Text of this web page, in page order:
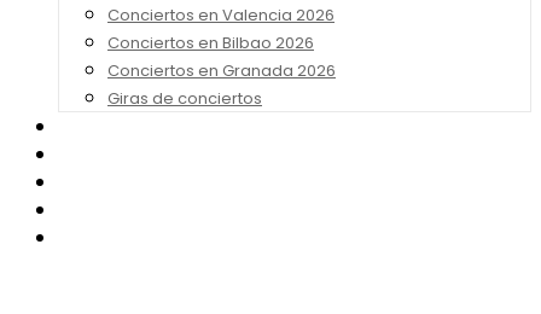
Conciertos en Valencia 2026
Conciertos en Bilbao 2026
Conciertos en Granada 2026
Giras de conciertos